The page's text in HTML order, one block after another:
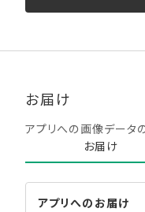
お届け
アプリへの画像データ
お届け
アプリへの お届け